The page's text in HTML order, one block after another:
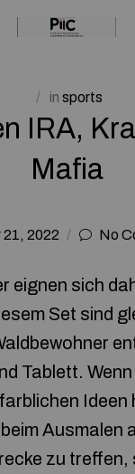
in sports
IRA,
Mafia
21, 2022 No
eignen sich
Set sind
Tablett.
Ideen
Ausmalen
zu treffen,